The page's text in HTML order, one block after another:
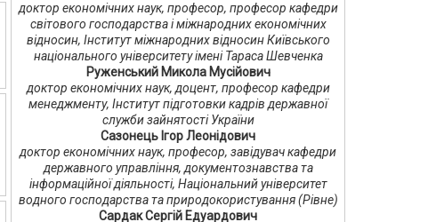
доктор економічних наук, професор, професор кафедри
світового господарства і міжнародних економічних
відносин, Інститут міжнародних відносин Київського
національного університету імені Тараса Шевченка
Руженський Микола Мусійович
доктор економічних наук, доцент, професор кафедри
менеджменту, Інститут підготовки кадрів державної
служби зайнятості України
Сазонець Ігор Леонідович
доктор економічних наук, професор, завідувач кафедри
державного управління, документознавства та
інформаційної діяльності, Національний університет
водного господарства та природокористування (Рівне)
Сардак Сергій Едуардович